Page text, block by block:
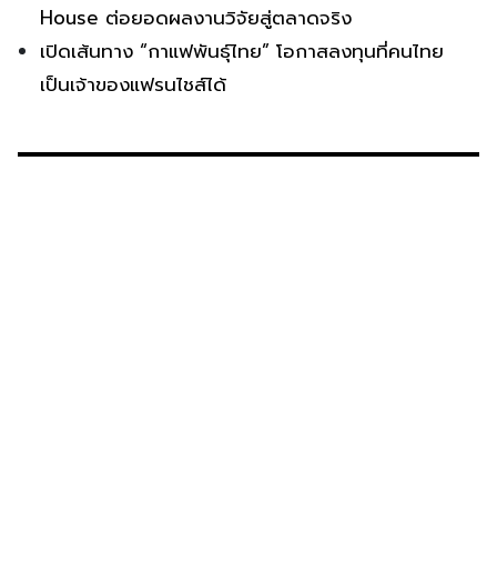
House ต่อยอดผลงานวิจัยสู่ตลาดจริง
เปิดเส้นทาง “กาแฟพันธุ์ไทย” โอกาสลงทุนที่คนไทย
เป็นเจ้าของแฟรนไชส์ได้